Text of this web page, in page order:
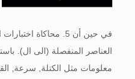
في حين أن 5. محاكاة
معلومات مثل الكتلة, سرعة,